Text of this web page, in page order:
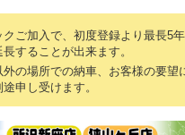
ご加入で、初度登録より最長5
することが出来ます。
の場所での納車、お客様の要望
申し受けます。